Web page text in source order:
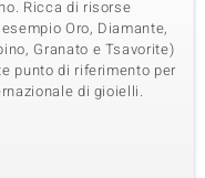
Ricca di risorse
Oro, Diamante,
Granato e Tsavorite)
punto di riferimento per
di gioielli.